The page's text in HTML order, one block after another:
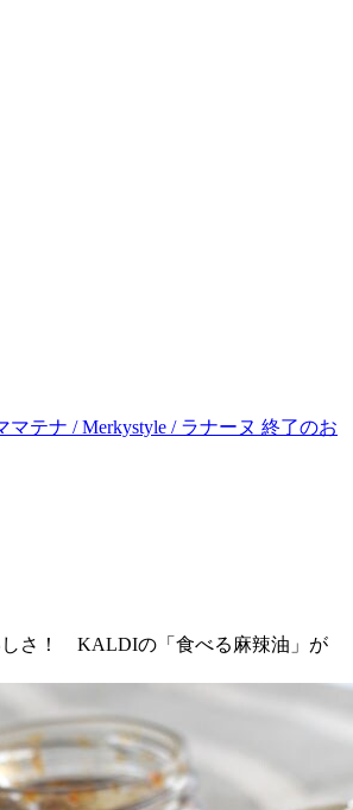
マテナ / Merkystyle / ラナーヌ 終了のお
しさ！ KALDIの「食べる麻辣油」が